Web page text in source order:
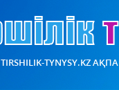
TIRSHILIK-TYNYSY.KZ